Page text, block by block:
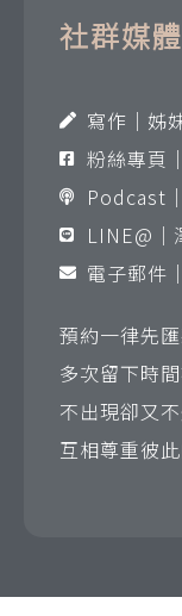
社群媒體
寫作｜姊
粉絲專頁
Podcast
LINE@｜
電子郵件｜
預約一律先
多次留下時
不出現卻又
互相尊重彼